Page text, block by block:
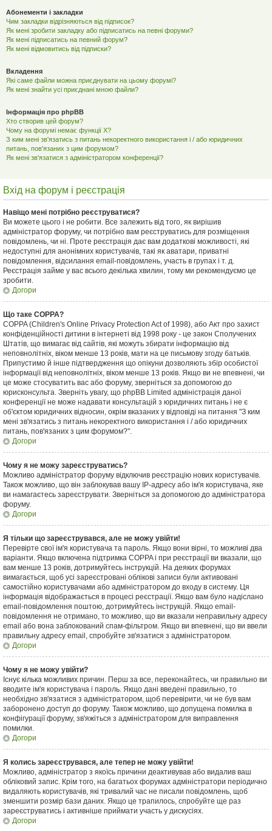
Абонементи і закладки
Чим закладки відрізняються від підписок?
Як мені зробити закладку або підписатись на певні форуми?
Як мені підписатись на певний форум?
Як мені відмовитись від підписки?
Вкладення
Які саме файли можна приєднувати на цьому форумі?
Як мені знайти усі приєднані мною файли?
Інформація про phpBB
Хто створив цей форум?
Чому на форумі немає функції X?
З ким мені зв'язатись з питань некоректного використання і / або юридичних
питань, пов'язаних з цим форумом?
Як мені зв'язатися з адміністратором конференції?
Вхід на форум і реєстрація
Навіщо мені потрібно реєструватися?
Ви можете цього і не робити. Все залежить від того, як вирішив
адміністратор форуму, чи потрібно вам реєструватись для розміщення
повідомлень, чи ні. Проте реєстрація дає вам додаткові можливості, які
недоступні для анонімних користувачів, такі як аватари, приватні
повідомлення, відсилання email-повідомлень, участь в групах і т. д.
Реєстрація займе у вас всього декілька хвилин, тому ми рекомендуємо це
зробити.
Догори
Що таке COPPA?
COPPA (Children's Online Privacy Protection Act of 1998), або Акт про захист
конфіденційності дитини в інтернеті від 1998 року - це закон Сполучених
Штатів, що вимагає від сайтів, які можуть збирати інформацію від
неповнолітніх, віком менше 13 років, мати на це письмову згоду батьків.
Припустимо й інше підтвердження що опікуни дозволяють збір особистої
інформації від неповнолітніх, віком менше 13 років. Якщо ви не впевнені, чи
це може стосуватить вас або форуму, зверніться за допомогою до
юрисконсульта. Зверніть увагу, що phpBB Limited адміністрація даної
конференції не може надавати консультацій з юридичних питань і не є
об'єктом юридичних відносин, окрім вказаних у відповіді на питання "З ким
мені зв'язатись з питань некоректного використання і / або юридичних
питань, пов'язаних з цим форумом?".
Догори
Чому я не можу зареєструватись?
Можливо адміністратор форуму відключив реєстрацію нових користувачів.
Також можливо, що він заблокував вашу IP-адресу або ім'я користувача, яке
ви намагаєтесь зареєструвати. Зверніться за допомогою до адміністратора
форуму.
Догори
Я тільки що зареєструвався, але не можу увійти!
Перевірте свої ім'я користувача та пароль. Якщо вони вірні, то можливі два
варіанти. Якщо включена підтримка COPPA і при реєстрації ви вказали, що
вам менше 13 років, дотримуйтесь інструкцій. На деяких форумах
вимагається, щоб усі зареєстровані облікові записи були активовані
самостійно користувачами або адміністратором до входу в систему. Ця
інформація відображається в процесі реєстрації. Якщо вам було надіслано
email-повідомлення поштою, дотримуйтесь інструкцій. Якщо email-
повідомлення не отримано, то можливо, що ви вказали неправильну адресу
email або вона заблокований спам-фільтром. Якщо ви впевнені, що ви ввели
правильну адресу email, спробуйте зв'язатися з адміністратором.
Догори
Чому я не можу увійти?
Існує кілька можливих причин. Перш за все, переконайтесь, чи правильно ви
вводите ім'я користувача і пароль. Якщо дані введені правильно, то
необхідно зв'язатися з адміністратором, щоб перевірити, чи не був вам
заборонено доступ до форуму. Також можливо, що допущена помилка в
конфігурації форуму, зв'яжіться з адміністратором для виправлення
помилки.
Догори
Я колись зареєструвався, але тепер не можу увійти!
Можливо, адміністратор з якоїсь причини деактивував або видалив ваш
обліковий запис. Крім того, на багатьох форумах адміністратори періодично
видаляють користувачів, які тривалий час не писали повідомлень, щоб
зменшити розмір бази даних. Якщо це трапилось, спробуйте ще раз
зареєструватись і активніше приймати участь у дискусіях.
Догори